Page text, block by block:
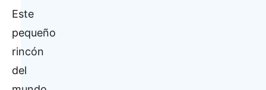
Este
pequeño
rincón
del